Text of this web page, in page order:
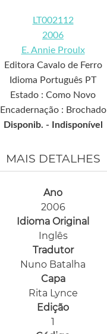
LT002112
2006
E. Annie Proulx
Editora Cavalo de Ferro
Idioma Português PT
Estado : Como Novo
Encadernação : Brochado
Disponib. - Indisponível
MAIS DETALHES
Ano
2006
Idioma Original
Inglês
Tradutor
Nuno Batalha
Capa
Rita Lynce
Edição
1